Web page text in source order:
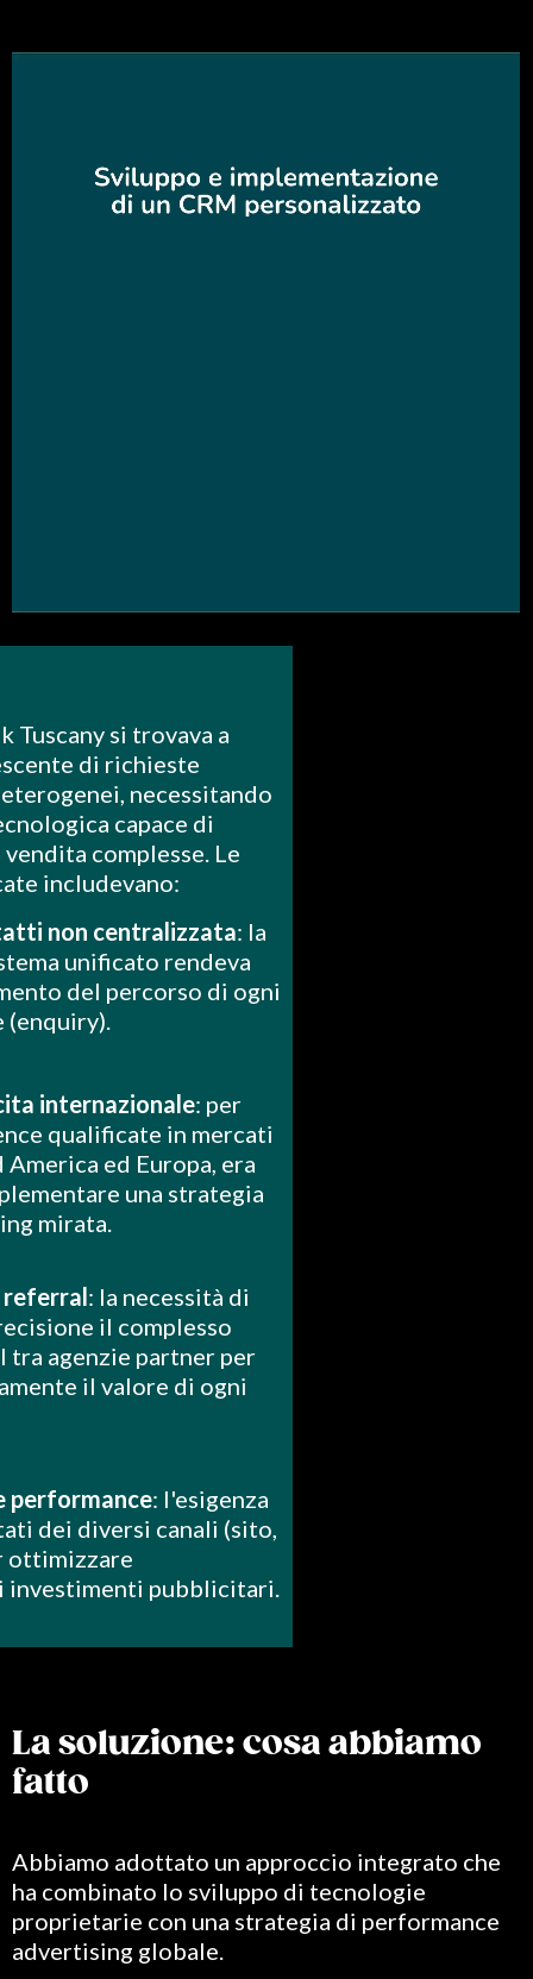
Tuscany si trovava a
di richieste
necessitando
capace di
complesse. Le
includevano:
non centralizzata: la
unificato rendeva
del percorso di ogni
internazionale: per
qualificate in mercati
ed Europa, era
una strategia
mirata.
referral: la necessità di
il complesso
tra agenzie partner per
il valore di ogni
performance: l'esigenza
dei diversi canali (sito,
ottimizzare
investimenti pubblicitari.
La soluzione: cosa abbiamo
fatto
Abbiamo adottato un approccio integrato che
ha combinato lo sviluppo di tecnologie
proprietarie con una strategia di performance
advertising globale.